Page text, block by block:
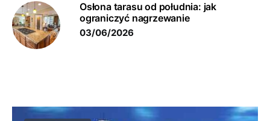
Osłona tarasu od południa: jak
ograniczyć nagrzewanie
03/06/2026